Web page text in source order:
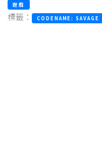
遊戲
標籤： CODENAME: SAVAGE